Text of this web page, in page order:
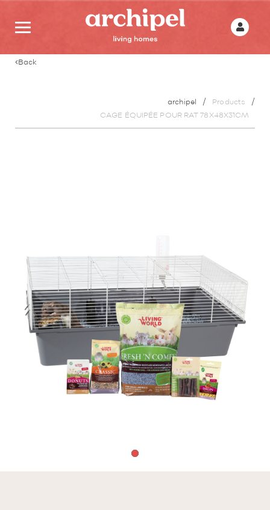
Back
archipel
Products
CAGE ÉQUIPÉE POUR RAT 78X48X31CM